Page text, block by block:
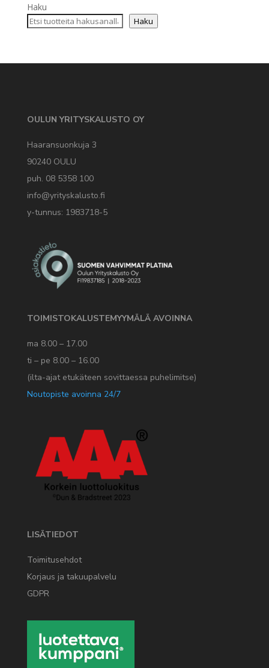
Haku
Haku
OULUN YRITYSKALUSTO OY
Haaransuonkuja 3
90240 OULU
puh. 08 5358 100
info@yrityskalusto.fi
y-tunnus: 1983718-5
TOIMISTOKALUSTEMYYMÄLÄ AVOINNA
ma 8.00 – 17.00
ti – pe 8.00 – 16.00
(ilta-ajat etukäteen sovittaessa puhelimitse)
Noutopiste avoinna 24/7
LISÄTIEDOT
Toimitusehdot
Korjaus ja takuupalvelu
GDPR